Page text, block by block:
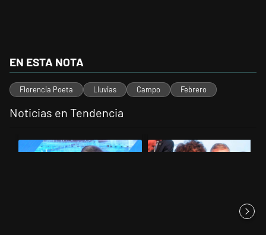
EN ESTA NOTA
Florencia Poeta Lluvias Campo Febrero
Noticias en Tendencia
Un artículo de tendencia con el título "El Banco Central no pudo
Un artículo de tendencia con el